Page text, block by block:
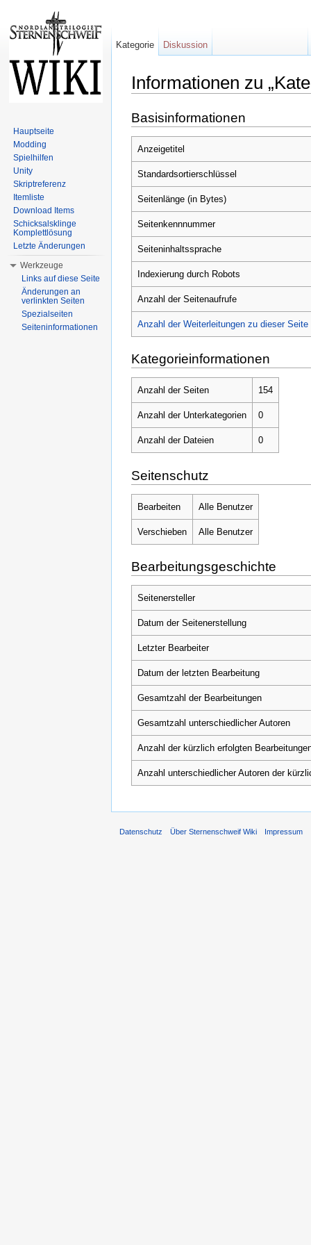
Informationen zu
Basisinformationen
Anzeigetitel
Standardsortierschlüssel
Seitenlänge (in Bytes)
Seitenkennnummer
Seiteninhaltssprache
Indexierung durch Robots
Anzahl der Seitenaufrufe
Anzahl der Weiterleitungen zu dieser Seite
Kategorieinformationen
Anzahl der Seiten 154
Anzahl der Unterkategorien 0
Anzahl der Dateien 0
Seitenschutz
Bearbeiten Alle Benutzer
Verschieben Alle Benutzer
Bearbeitungsgeschichte
Seitenersteller
Datum der Seitenerstellung
Letzter Bearbeiter
Datum der letzten Bearbeitung
Gesamtzahl der Bearbeitungen
Gesamtzahl unterschiedlicher Autoren
Anzahl der kürzlich erfolgten
Anzahl unterschiedlicher Autoren der
Kategorie Diskussion
Hauptseite
Modding
Spielhilfen
Unity
Skriptreferenz
Itemliste
Download Items
Schicksalsklinge
Komplettlösung
Letzte Änderungen
Werkzeuge
Links auf diese Seite
Änderungen an
verlinkten Seiten
Spezialseiten
Seiteninformationen
Datenschutz Über Sternenschweif Wiki Impressum